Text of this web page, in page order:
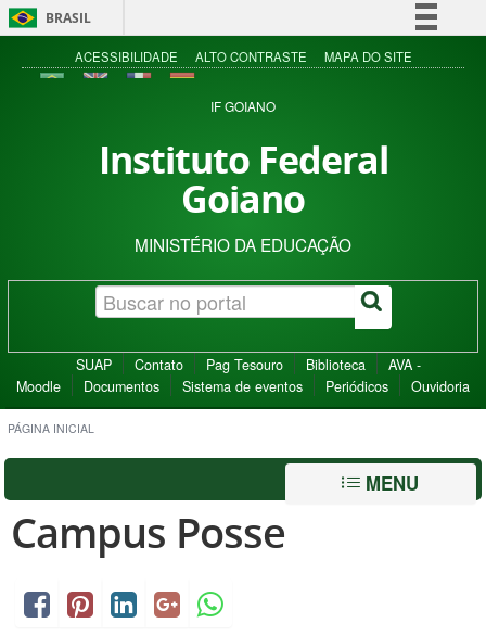
BRASIL
Simplifique!
Acesso à informação
ACESSIBILIDADE ALTO CONTRASTE MAPA DO SITE
IF GOIANO
Instituto Federal
Goiano
MINISTÉRIO DA EDUCAÇÃO
SUAP Contato Pag Tesouro Biblioteca
AVA -
Moodle
Documentos Sistema de eventos Periódicos Ouvidoria
PÁGINA INICIAL
MENU
Campus Posse